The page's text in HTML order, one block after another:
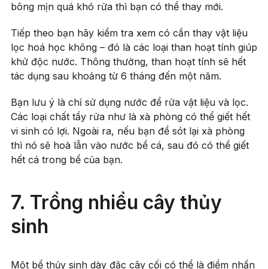
bông mịn quá khó rửa thì bạn có thể thay mới.
Tiếp theo bạn hãy kiểm tra xem có cần thay vật liệu
lọc hoá học không – đó là các loại than hoạt tính giúp
khử độc nước. Thông thường, than hoạt tính sẽ hết
tác dụng sau khoảng từ 6 tháng đến một năm.
Bạn lưu ý là chỉ sử dụng nước để rửa vật liệu và lọc.
Các loại chất tẩy rửa như là xà phòng có thể giết hết
vi sinh có lợi. Ngoài ra, nếu bạn để sót lại xà phòng
thì nó sẽ hoà lẫn vào nước bể cá, sau đó có thể giết
hết cá trong bể của bạn.
7. Trồng nhiều cây thủy
sinh
Một bể thủy sinh dày đặc cây cối có thể là điểm nhấn